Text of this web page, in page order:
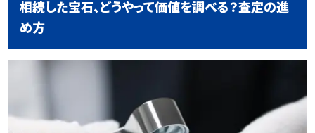
相続した宝石、どうやって価値を調べる？査定の進
め方